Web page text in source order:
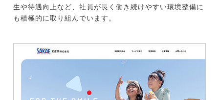
生や待遇向上など、社員が長く働き続けやすい環境整備に
も積極的に取り組んでいます。